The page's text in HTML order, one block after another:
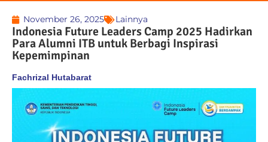
November 26, 2025 Lainnya
Indonesia Future Leaders Camp 2025 Hadirkan
Para Alumni ITB untuk Berbagi Inspirasi
Kepemimpinan
Fachrizal Hutabarat